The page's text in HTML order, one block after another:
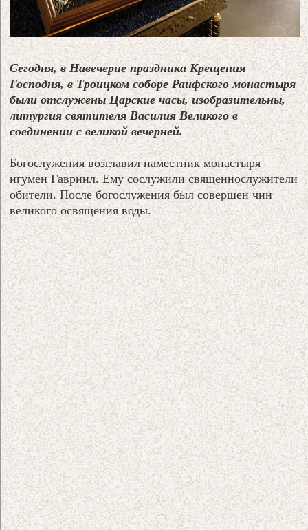
Сегодня, в Навечерие праздника Крещения
Господня, в Троицком соборе Раифского монастыря
были отслужены Царские часы, изобразительны,
литургия святителя Василия Великого в
соединении с великой вечерней.
Богослужения возглавил наместник монастыря
игумен Гавриил. Ему сослужили священнослужители
обители. После богослужения был совершен чин
великого освящения воды.